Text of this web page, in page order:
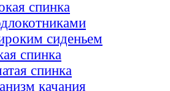
спинка
сиденьем
спинка
спинка
качания